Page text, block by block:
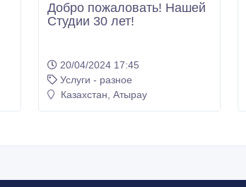
Добро пожаловать! Нашей
Студии 30 лет!
20/04/2024 17:45
Услуги - разное
Казахстан, Атырау